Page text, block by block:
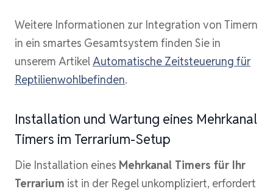
Weitere Informationen zur Integration von Timern
in ein smartes Gesamtsystem finden Sie in
unserem ArtikelAutomatische Zeitsteuerung für
Reptilienwohlbefinden.
Installation und Wartung eines Mehrkanal
Timers im Terrarium-Setup
Die Installation eines Mehrkanal Timers für Ihr
Terrarium ist in der Regel unkompliziert, erfordert